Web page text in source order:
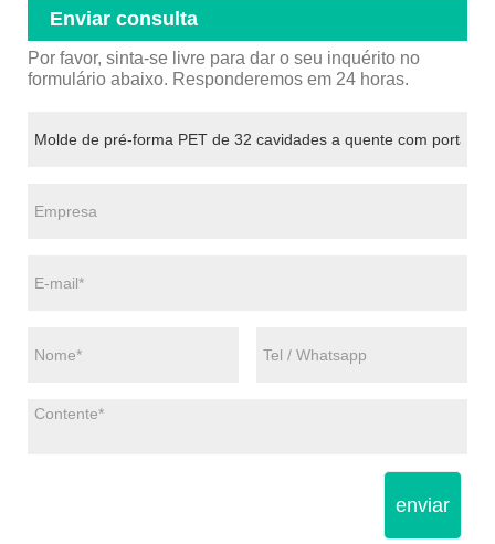
Enviar consulta
Por favor, sinta-se livre para dar o seu inquérito no
formulário abaixo. Responderemos em 24 horas.
enviar